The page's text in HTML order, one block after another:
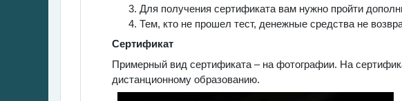
Для получения сертификата вам нужно пройти
Тем, кто не прошел тест, денежные средства не
Сертификат
Примерный вид сертификата – на фотографии. На
дистанционному образованию.